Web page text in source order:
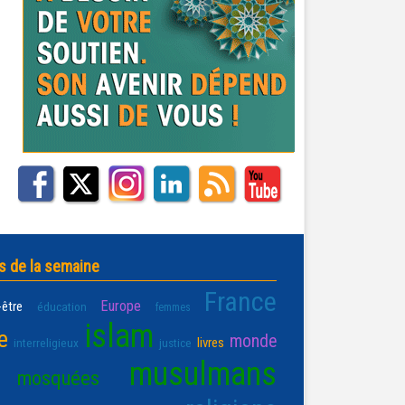
de la semaine
éducation Europe femmes France
interreligieux islam justice livres monde
mosquées musulmans